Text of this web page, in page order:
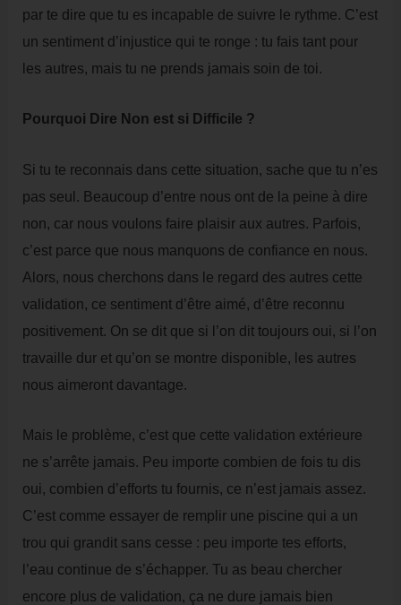
par te dire que tu es incapable de suivre le rythme. C’est
un sentiment d’injustice qui te ronge : tu fais tant pour
les autres, mais tu ne prends jamais soin de toi.
Pourquoi Dire Non est si Difficile ?
Si tu te reconnais dans cette situation, sache que tu n’es
pas seul. Beaucoup d’entre nous ont de la peine à dire
non, car nous voulons faire plaisir aux autres. Parfois,
c’est parce que nous manquons de confiance en nous.
Alors, nous cherchons dans le regard des autres cette
validation, ce sentiment d’être aimé, d’être reconnu
positivement. On se dit que si l’on dit toujours oui, si l’on
travaille dur et qu’on se montre disponible, les autres
nous aimeront davantage.
Mais le problème, c’est que cette validation extérieure
ne s’arrête jamais. Peu importe combien de fois tu dis
oui, combien d’efforts tu fournis, ce n’est jamais assez.
C’est comme essayer de remplir une piscine qui a un
trou qui grandit sans cesse : peu importe tes efforts,
l’eau continue de s’échapper. Tu as beau chercher
encore plus de validation, ça ne dure jamais bien